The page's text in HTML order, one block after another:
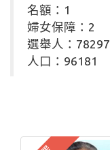
名額：1
婦女保障：2
選舉人：78297
人口：96181